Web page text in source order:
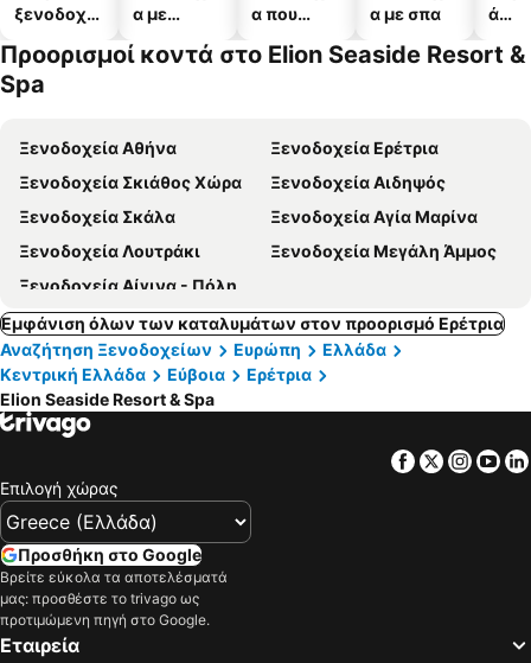
ξενοδοχεί
α με
α που
κατοικίδι
α με σπα
ά
α
Προορισμοί κοντά στο Elion Seaside Resort &
Spa
Ξενοδοχεία Αθήνα
Ξενοδοχεία Ερέτρια
Ξενοδοχεία Σκιάθος Χώρα
Ξενοδοχεία Αιδηψός
Ξενοδοχεία Σκάλα
Ξενοδοχεία Αγία Μαρίνα
Ξενοδοχεία Λουτράκι
Ξενοδοχεία Μεγάλη Άμμος
Ξενοδοχεία Αίγινα - Πόλη
Εμφάνιση όλων των καταλυμάτων στον προορισμό Ερέτρια
Αναζήτηση Ξενοδοχείων
Ευρώπη
Ελλάδα
Κεντρική Ελλάδα
Εύβοια
Ερέτρια
Elion Seaside Resort & Spa
Facebook
Twitter
Επιλογή χώρας
Προσθήκη στο Google
Βρείτε εύκολα τα αποτελέσματά
μας: προσθέστε το trivago ως
προτιμώμενη πηγή στο Google.
Εταιρεία